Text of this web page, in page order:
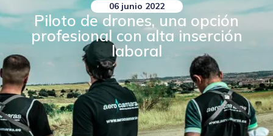
06 junio 2022
Piloto de drones, una opción
profesional con alta inserción
laboral